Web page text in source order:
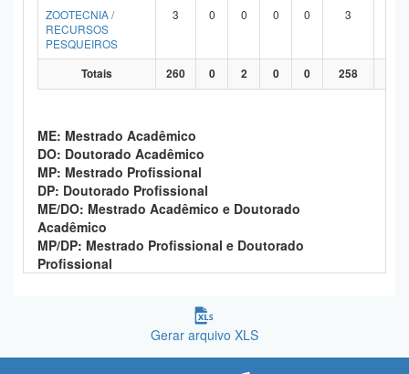
ZOOTECNIA /
RECURSOS
PESQUEIROS
3 0 0 0 0 3
Totais 260 0 2 0 0 258
ME: Mestrado Acadêmico
DO: Doutorado Acadêmico
MP: Mestrado Profissional
DP: Doutorado Profissional
ME/DO: Mestrado Acadêmico e Doutorado
Acadêmico
MP/DP: Mestrado Profissional e Doutorado
Profissional
Gerar arquivo XLS